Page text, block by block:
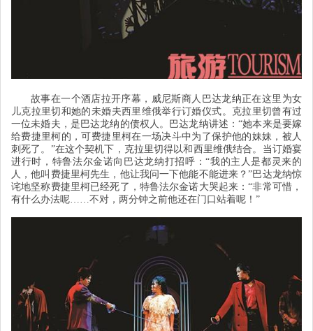
故事在一个酒店拉开序幕，威尼斯商人巴达龙纳正在这里为女
儿克拉里切和她的未婚夫西里维俄举行订婚仪式。克拉里切曾有过
一位未婚夫，是巴达龙纳的债权人。巴达龙纳讲述：“她本来是要嫁
给费捷里柯的，可费捷里柯在一场决斗中为了保护他的妹妹，被人
刺死了。 ”在这个契机下，克拉里切得以和西里维俄结合。当订婚宴
进行时，特鲁法尔金诺向巴达龙纳打招呼：“我的主人是都灵来的
人，他叫费捷里柯先生，他让我问一下他能不能进来？”巴达龙纳惊
诧地坚称费捷里柯已经死了，特鲁法尔金诺大哭起来：“非常可惜，
有什么办法呢 ……不对，两分钟之前他还在门口站着呢！ ”